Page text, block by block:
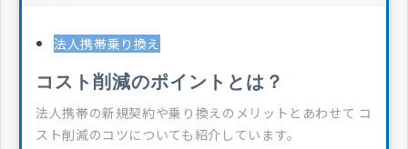
法人携帯乗り換え
コスト削減のポイントとは？
法人携帯の新規契約や乗り換えのメリットとあわせて コ
スト削減のコツについても紹介しています。